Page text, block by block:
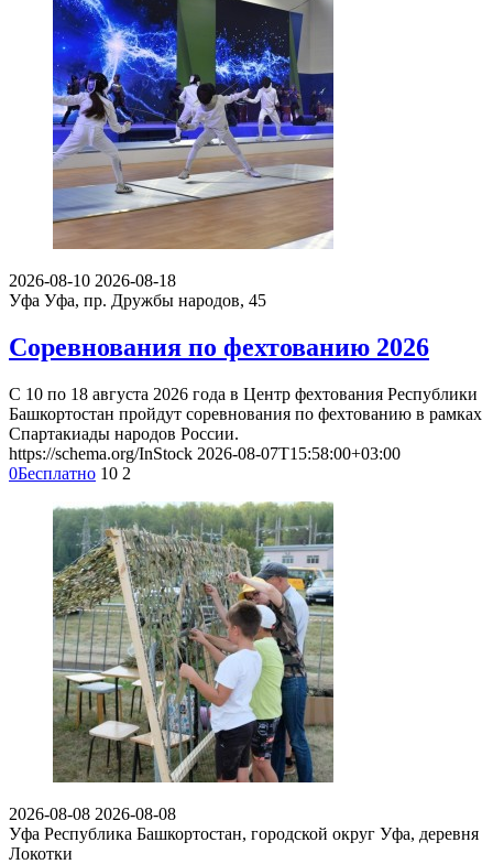
2026-08-10 2026-08-18
Уфа Уфа, пр. Дружбы народов, 45
Соревнования по фехтованию 2026
С 10 по 18 августа 2026 года в Центр фехтования Республики
Башкортостан пройдут соревнования по фехтованию в рамках
Спартакиады народов России.
https://schema.org/InStock 2026-08-07T15:58:00+03:00
0Бесплатно 10 2
2026-08-08 2026-08-08
Уфа Республика Башкортостан, городской округ Уфа, деревня
Локотки